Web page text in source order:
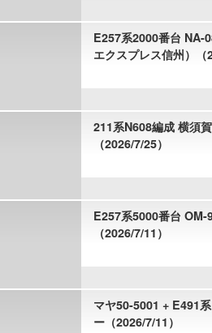
E257系2000番台 NA-
エクスプレス信州）（
211系N608編成 横須
（2026/7/25）
E257系5000番台 OM-
（2026/7/11）
マヤ50-5001 + E491
ー（2026/7/11）